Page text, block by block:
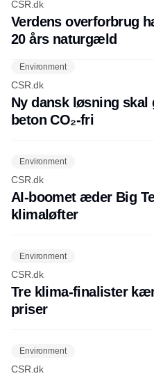
CSR.dk
Verdens overforbrug
20 års naturgæld
Environment
CSR.dk
Ny dansk løsning skal
beton CO₂-fri
Environment
CSR.dk
AI-boomet æder Big
klimaløfter
Environment
CSR.dk
Tre klima-finalister
priser
Environment
CSR.dk